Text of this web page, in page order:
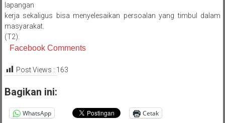
lapangan
kerja sekaligus bisa menyelesaikan persoalan yang timbul dalam
masyarakat.
(T2).
Facebook Comments
Post Views : 163
Bagikan ini:
WhatsApp Cetak